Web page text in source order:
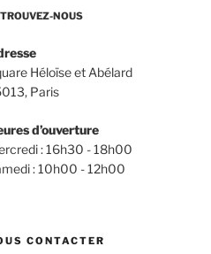
NOUS
Héloïse et Abélard
Paris
d’ouverture
: 16h30 - 18h00
: 10h00 - 12h00
CONTACTER